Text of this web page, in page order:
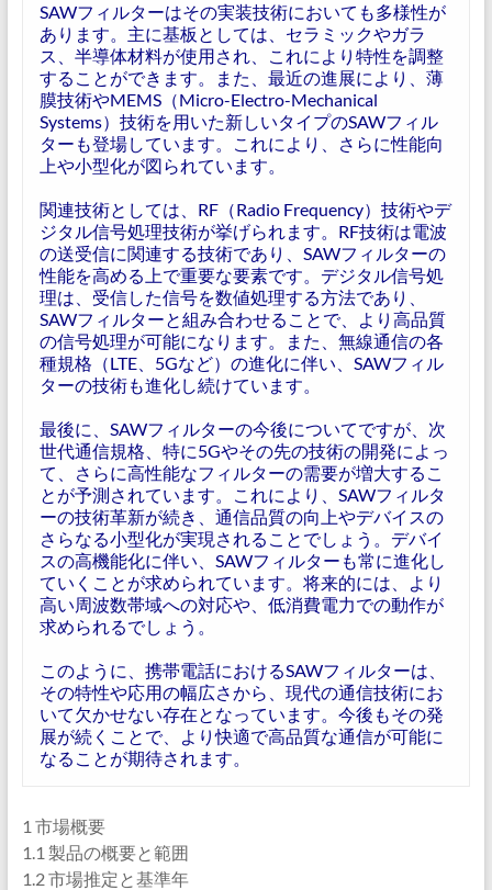
SAWフィルターはその実装技術においても多様性が
あります。主に基板としては、セラミックやガラ
ス、半導体材料が使用され、これにより特性を調整
することができます。また、最近の進展により、薄
膜技術やMEMS（Micro-Electro-Mechanical
Systems）技術を用いた新しいタイプのSAWフィル
ターも登場しています。これにより、さらに性能向
上や小型化が図られています。
関連技術としては、RF（Radio Frequency）技術やデ
ジタル信号処理技術が挙げられます。RF技術は電波
の送受信に関連する技術であり、SAWフィルターの
性能を高める上で重要な要素です。デジタル信号処
理は、受信した信号を数値処理する方法であり、
SAWフィルターと組み合わせることで、より高品質
の信号処理が可能になります。また、無線通信の各
種規格（LTE、5Gなど）の進化に伴い、SAWフィル
ターの技術も進化し続けています。
最後に、SAWフィルターの今後についてですが、次
世代通信規格、特に5Gやその先の技術の開発によっ
て、さらに高性能なフィルターの需要が増大するこ
とが予測されています。これにより、SAWフィルタ
ーの技術革新が続き、通信品質の向上やデバイスの
さらなる小型化が実現されることでしょう。デバイ
スの高機能化に伴い、SAWフィルターも常に進化し
ていくことが求められています。将来的には、より
高い周波数帯域への対応や、低消費電力での動作が
求められるでしょう。
このように、携帯電話におけるSAWフィルターは、
その特性や応用の幅広さから、現代の通信技術にお
いて欠かせない存在となっています。今後もその発
展が続くことで、より快適で高品質な通信が可能に
なることが期待されます。
1 市場概要
1.1 製品の概要と範囲
1.2 市場推定と基準年